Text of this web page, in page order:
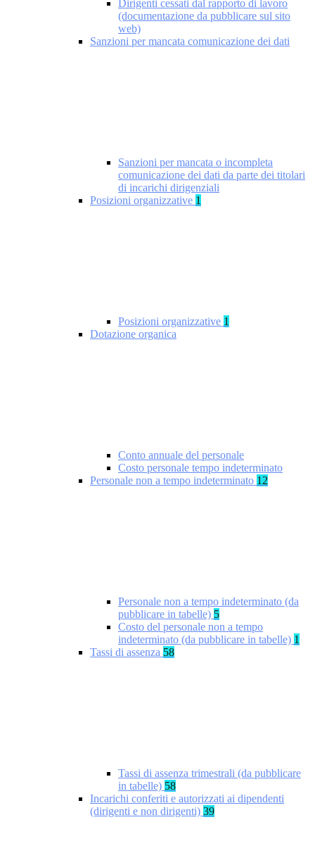
Dirigenti cessati dal rapporto di lavoro
(documentazione da pubblicare sul sito
web)
Sanzioni per mancata comunicazione dei dati
Sanzioni per mancata o incompleta
comunicazione dei dati da parte dei titolari
di incarichi dirigenziali
Posizioni organizzative 1
Posizioni organizzative 1
Dotazione organica
Conto annuale del personale
Costo personale tempo indeterminato
Personale non a tempo indeterminato 12
Personale non a tempo indeterminato (da
pubblicare in tabelle) 5
Costo del personale non a tempo
indeterminato (da pubblicare in tabelle) 1
Tassi di assenza 58
Tassi di assenza trimestrali (da pubblicare
in tabelle) 58
Incarichi conferiti e autorizzati ai dipendenti
(dirigenti e non dirigenti) 39